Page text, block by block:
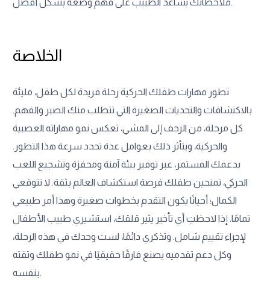
الخلاصة
تطور مهارات طفلك الحركية رحلة فريدة لكل طفل، مليئة
بالاكتشافات والتحديات الصغيرة التي تتطلب منك الصبر والفهم.
كل مرحلة، من الزحف إلى المشي، تعكس نمو مهاراته العصبية
والحركية، ويتأثر ذلك بعوامل عدة تحدد سرعة هذا التطور.
بدعمك المستمر، عبر توفير بيئة آمنة ومحفزة وتشجيع اللعب
الحركي، تمنحين طفلك فرصة استكشاف العالم بثقة. لا تتوقعي
الكمال؛ أحيانًا يكون التقدم بخطوات صغيرة وهذا أمر طبيعي
تمامًا. إذا لاحظتِ أي تأخير يثير قلقك، استشيري طبيب الأطفال
لإجراء تقييم شامل. وتذكري دائمًا، لست وحدك في هذه الرحلة،
وكل دعم تقدميه يصنع فارقًا حقيقيًا في نمو طفلك وثقته
بنفسه.